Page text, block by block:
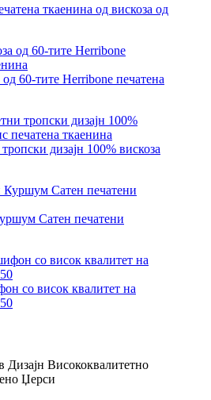
ткаенина од вискоза од
од 60-тите Herribone печатена
дизајн 100% вискоза
Сатен печатени
со висок квалитет на